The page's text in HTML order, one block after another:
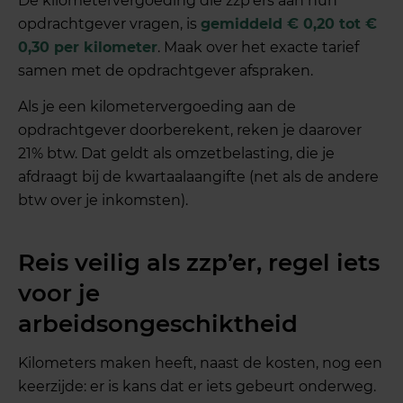
opdrachtgever vragen, is gemiddeld € 0,20 tot €
0,30 per kilometer. Maak over het exacte tarief
samen met de opdrachtgever afspraken.
Als je een kilometervergoeding aan de
opdrachtgever doorberekent, reken je daarover
21% btw. Dat geldt als omzetbelasting, die je
afdraagt bij de kwartaalaangifte (net als de andere
btw over je inkomsten).
Reis veilig als zzp’er, regel iets
voor je
arbeidsongeschiktheid
Kilometers maken heeft, naast de kosten, nog een
keerzijde: er is kans dat er iets gebeurt onderweg.